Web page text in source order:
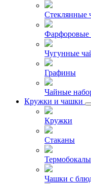
Стеклянные
Фарфоровые
Чугунные
Графины
Чайные
Кружки и чашки
Кружки
Стаканы
Термобокалы
Чашки с